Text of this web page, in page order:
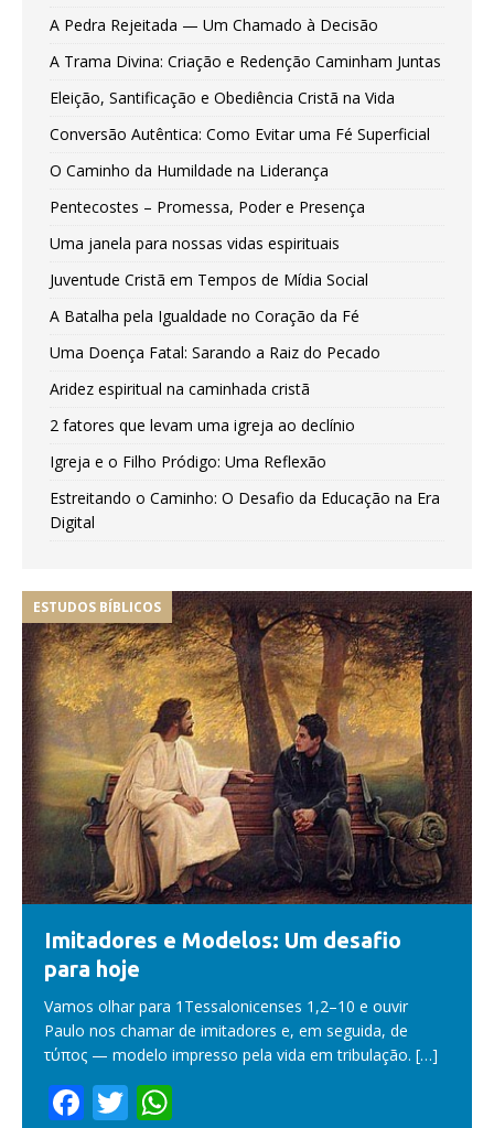
A Pedra Rejeitada — Um Chamado à Decisão
A Trama Divina: Criação e Redenção Caminham Juntas
Eleição, Santificação e Obediência Cristã na Vida
Conversão Autêntica: Como Evitar uma Fé Superficial
O Caminho da Humildade na Liderança
Pentecostes – Promessa, Poder e Presença
Uma janela para nossas vidas espirituais
Juventude Cristã em Tempos de Mídia Social
A Batalha pela Igualdade no Coração da Fé
Uma Doença Fatal: Sarando a Raiz do Pecado
Aridez espiritual na caminhada cristã
2 fatores que levam uma igreja ao declínio
Igreja e o Filho Pródigo: Uma Reflexão
Estreitando o Caminho: O Desafio da Educação na Era
Digital
ESTUDOS BÍBLICOS
Imitadores e Modelos: Um desafio
para hoje
Vamos olhar para 1Tessalonicenses 1,2–10 e ouvir
Paulo nos chamar de imitadores e, em seguida, de
τύπος — modelo impresso pela vida em tribulação. […]
F T